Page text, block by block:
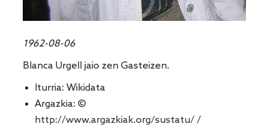
1962-08-06
Blanca Urgell jaio zen Gasteizen.
Iturria: Wikidata
Argazkia: ©
http://www.argazkiak.org/sustatu//